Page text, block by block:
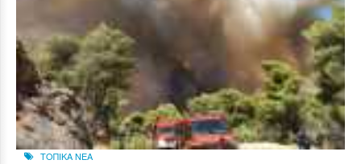
ΤΟΠΙΚΑ ΝΕΑ